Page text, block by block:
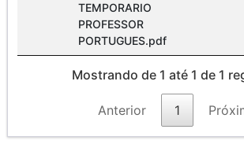
TEMPORARIO
PROFESSOR
PORTUGUES.pdf
Mostrando de 1 até 1 de 1
Anterior 1